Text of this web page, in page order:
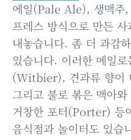
에일(Pale Ale), 생맥주
프레스 방식으로 만든
내놓습니다. 좀 더 과감
있습니다. 이러한 에일
(Witbier), 견과류 향이
그리고 불로 볶은 맥아
거창한 포터(Porter) 등
음식점과 놀이터도 있습